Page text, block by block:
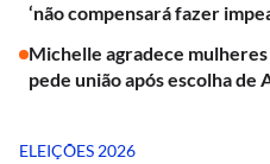
‘não compensará fazer
Michelle agradece
pede união após escolha de
ELEIÇÕES 2026